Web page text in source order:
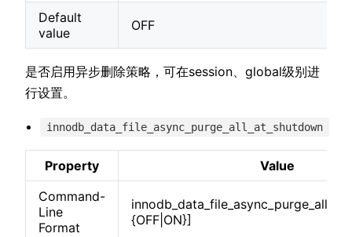
Default
value
OFF
是否启用异步删除策略，可在session、global级别进
行设置。
innodb_data_file_async_purge_all_at_shutdown
Property
Value
Command-
Line
Format
{OFF|ON}]